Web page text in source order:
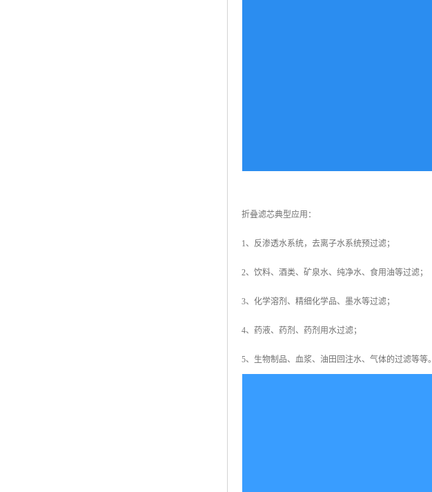
折叠滤芯典型应用：
1、反渗透水系统，去离子水系统预过滤；
2、饮料、酒类、矿泉水、纯净水、食用油等过滤；
3、化学溶剂、精细化学品、墨水等过滤；
4、药液、药剂、药剂用水过滤；
5、生物制品、血浆、油田回注水、气体的过滤等等。